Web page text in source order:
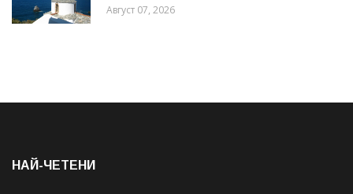
Август 07, 2026
НАЙ-ЧЕТЕНИ